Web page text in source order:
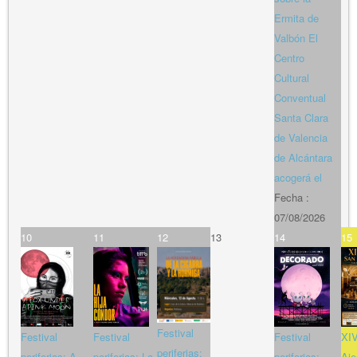
Ermita de
Valbón El
Centro
Cultural
Conventual
Santa Clara
de Valencia
de Alcántara
acogerá el
Fecha :
07/08/2026
10
Festival
11
Festival
12
Festival
periferias:
13 14
Festival
15